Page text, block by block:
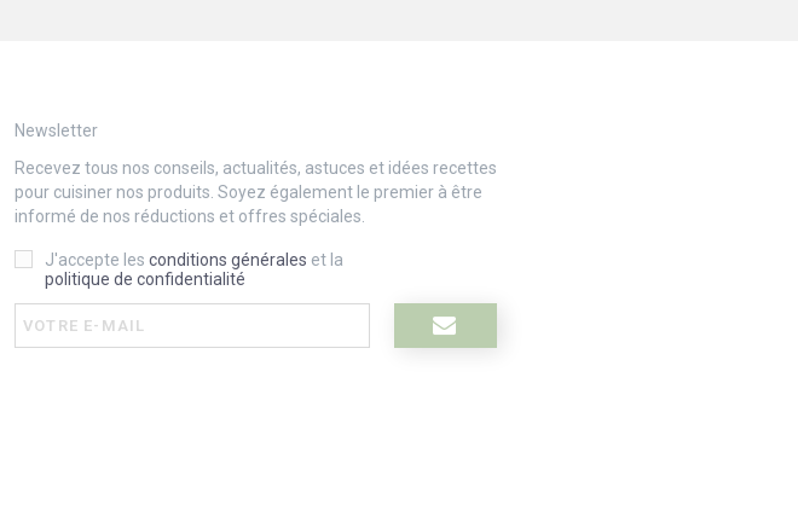
Newsletter
Recevez tous nos conseils, actualités, astuces et idées recettes
pour cuisiner nos produits. Soyez également le premier à être
informé de nos réductions et offres spéciales.
J'accepte les conditions générales et la
politique de confidentialité